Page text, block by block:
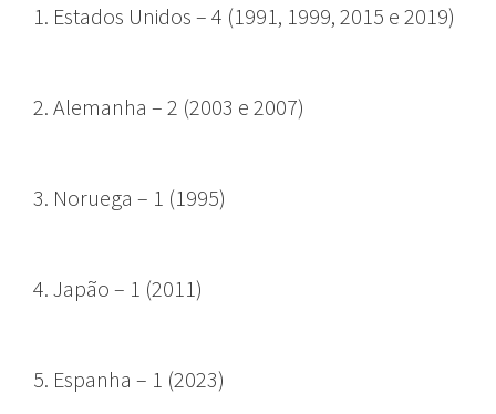
1. Estados Unidos – 4 (1991, 1999, 2015 e 2019)
2. Alemanha – 2 (2003 e 2007)
3. Noruega – 1 (1995)
4. Japão – 1 (2011)
5. Espanha – 1 (2023)